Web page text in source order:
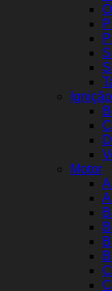
Ignição
Motor